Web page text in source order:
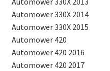
Automower 330X 2014
Automower 330X 2015
Automower 420
Automower 420 2016
Automower 420 2017